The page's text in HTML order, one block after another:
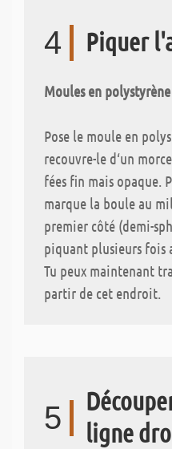
4 Piquer
Moules en
Pose le moule en
recouvre-le d‘un
fées fin mais opaque.
marque la boule au
premier côté (demi-
piquant plusieurs fois
Tu peux maintenant
partir de cet endroit.
5
ligne